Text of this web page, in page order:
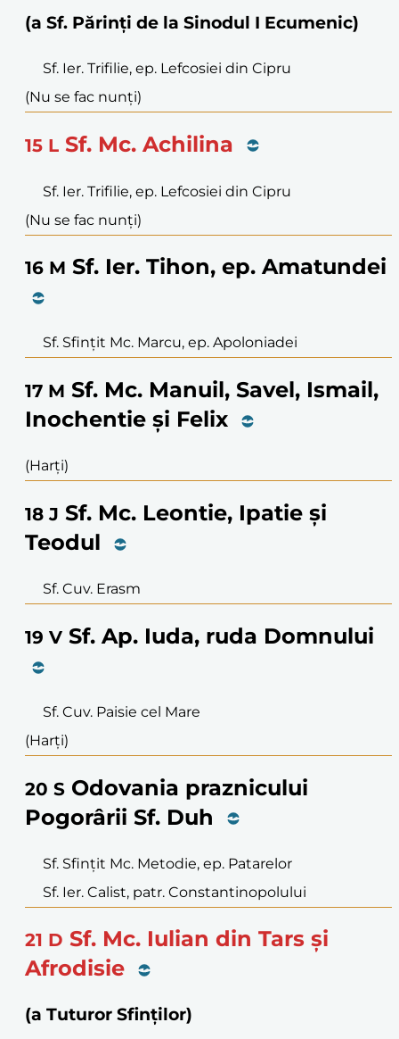
(a Sf. Părinți de la Sinodul I Ecumenic)
Sf. Ier. Trifilie, ep. Lefcosiei din Cipru
(Nu se fac nunți)
15 L Sf. Mc. Achilina
Sf. Ier. Trifilie, ep. Lefcosiei din Cipru
(Nu se fac nunți)
16 M Sf. Ier. Tihon, ep. Amatundei
Sf. Sfințit Mc. Marcu, ep. Apoloniadei
17 M Sf. Mc. Manuil, Savel, Ismail,
Inochentie și Felix
(Harți)
18 J Sf. Mc. Leontie, Ipatie și
Teodul
Sf. Cuv. Erasm
19 V Sf. Ap. Iuda, ruda Domnului
Sf. Cuv. Paisie cel Mare
(Harți)
20 S Odovania praznicului
Pogorârii Sf. Duh
Sf. Sfințit Mc. Metodie, ep. Patarelor
Sf. Ier. Calist, patr. Constantinopolului
21 D Sf. Mc. Iulian din Tars și
Afrodisie
(a Tuturor Sfinților)